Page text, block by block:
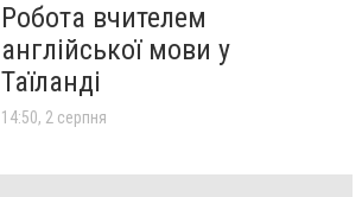
Робота вчителем
англійської мови у
Таїланді
14:50, 2 серпня